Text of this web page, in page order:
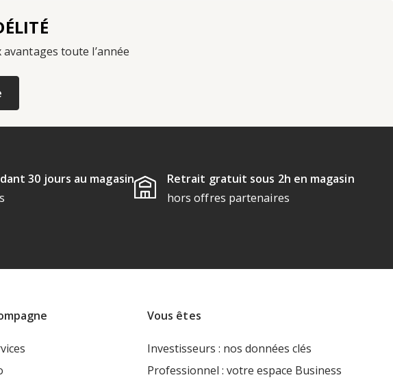
toute l’année
30 jours au magasin
Retrait gratuit sous 2h en magasin
hors offres partenaires
Vous êtes
Investisseurs : nos données clés
Professionnel : votre espace Business